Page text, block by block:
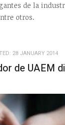
de la
otros.
28 JANUARY 2014
de UAEM